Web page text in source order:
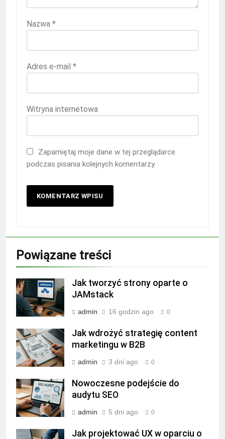
Nazwa *
Adres e-mail *
Witryna internetowa
Zapamiętaj moje dane w tej przeglądarce
podczas pisania kolejnych komentarzy.
Powiązane treści
Jak tworzyć strony oparte o
JAMstack
admin 16 godzin ago 0
Jak wdrożyć strategię content
marketingu w B2B
admin 3 dni ago 0
Nowoczesne podejście do
audytu SEO
admin 5 dni ago 0
Jak projektować UX w oparciu o